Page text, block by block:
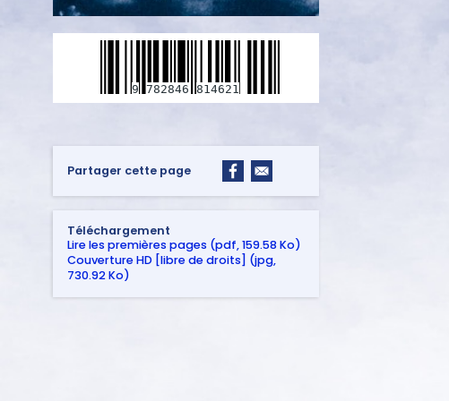
9 782846 814621
Partager cette page
Téléchargement
Lire les premières pages (pdf, 159.58 Ko)
Couverture HD [libre de droits] (jpg,
730.92 Ko)